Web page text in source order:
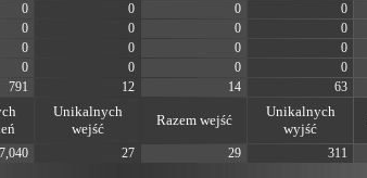
0 0 0 0
0 0 0 0
0 0 0 0
0 0 0 0
791 12 14 63
Unikalnych
wejść
Razem wejść
Unikalnych
wyjść
7,040 27 29 311